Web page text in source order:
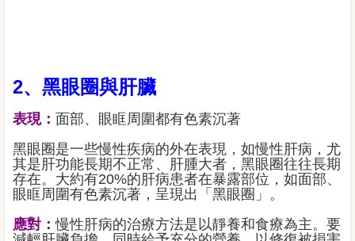
2、黑眼圈與肝臟
表現： 面部、眼眶周圍都有色素沉著
黑眼圈是一些慢性疾病的外在表現，如慢性肝病，尤
其是肝功能長期不正常、肝腫大者，黑眼圈往往長期
存在。大約有20%的肝病患者在暴露部位，如面部、
眼眶周圍有色素沉著，呈現出「黑眼圈」。
應對：慢性肝病的治療方法是以靜養和食療為主。要